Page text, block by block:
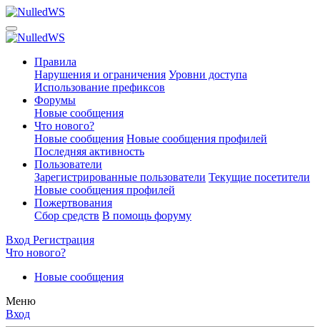
Правила
Нарушения и ограничения Уровни доступа
Использование префиксов
Форумы
Новые сообщения
Что нового?
Новые сообщения Новые сообщения профилей
Последняя активность
Пользователи
Зарегистрированные пользователи Текущие посетители
Новые сообщения профилей
Пожертвования
Сбор средств В помощь форуму
Вход Регистрация
Что нового?
Новые сообщения
Меню
Вход